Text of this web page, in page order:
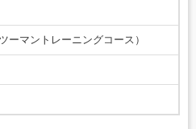
ーマントレーニングコース）